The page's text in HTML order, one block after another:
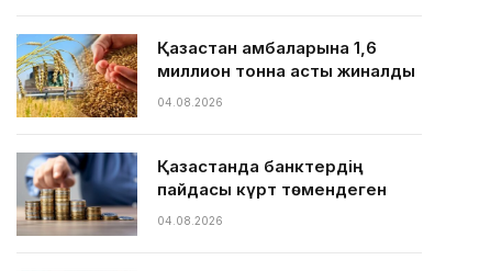
Қазақстан қамбаларына 1,6
миллион тонна астық жиналды
04.08.2026
Қазақстанда банктердің
пайдасы күрт төмендеген
04.08.2026